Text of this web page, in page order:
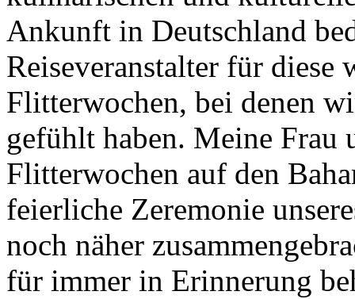
Ankunft in Deutschland
Reiseveranstalter für
Flitterwochen, bei denen
gefühlt haben. Meine Frau
Flitterwochen auf den
feierliche Zeremonie
noch näher
für immer in Erinnerung